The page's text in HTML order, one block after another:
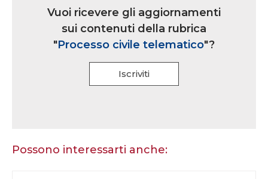
iscrizioneVuoi ricevere gli aggiornamenti
sui contenuti della rubrica
"Processo civile telematico"?
Iscriviti
essere
Possono interessarti anche: